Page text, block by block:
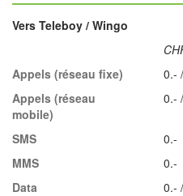
Vers Teleboy / Wingo
Appels (réseau fixe)
0.-
Appels (réseau
mobile)
0.-
SMS
0.-
MMS
0.-
Data
0.-